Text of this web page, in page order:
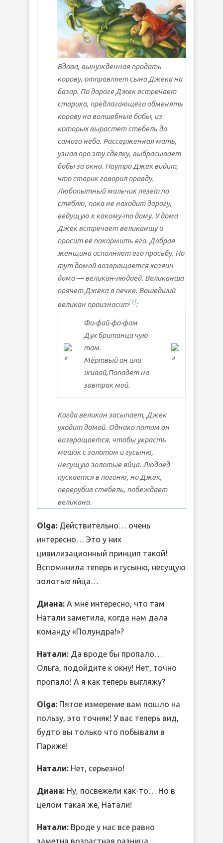
Вдова, вынужденная продать
корову, отправляет сына Джека на
базар. По дороге Джек встречает
старика, предлагающего обменять
корову на волшебные бобы, из
которых вырастет стебель до
самого неба. Рассерженная мать,
узнав про эту сделку, выбрасывает
бобы за окно. Наутро Джек видит,
что старик говорил правду.
Любопытный мальчик лезет по
стеблю, пока не находит дорогу,
ведущую к какому-то дому. У дома
Джек встречает великаншу и
просит её покормить его. Добрая
женщина исполняет его просьбу. Но
тут домой возвращается хозяин
дома — великан-людоед. Великанша
прячет Джека в печке. Вошедший
великан произносит[1]:
Фи-фай-фо-фам
Дух британца чую
там.
Мёртвый он или
живой,Попадёт на
завтрак мой.
Когда великан засыпает, Джек
уходит домой. Однако потом он
возвращается, чтобы украсть
мешок с золотом и гусыню,
несущую золотые яйца. Людоед
пускается в погоню, но Джек,
перерубив стебель, побеждает
великана.
Olga: Действительно… очень
интересно… Это у них
цивилизационный принцип такой!
Вспомннила теперь и гусыню, несущую
золотые яйца…
Диана: А мне интересно, что там
Натали заметила, когда нам дала
команду «Полундра!»?
Натали: Да вроде бы пропало…
Ольга, подойдите к окну! Нет, точно
пропало! А я как теперь выгляжу?
Olga: Пятое измерение вам пошло на
пользу, это точняк! У вас теперь вид,
будто вы только что побывали в
Париже!
Натали: Нет, серьезно!
Диана: Ну, посвежели как-то… Но в
целом такая же, Натали!
Натали: Вроде у нас все равно
заметна возрастная разница…